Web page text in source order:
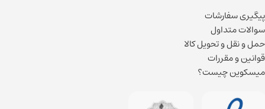
پیگیری سفارشات
سوالات متداول
حمل و نقل و تحویل کالا
قوانین و مقررات
میسکوین چیست؟